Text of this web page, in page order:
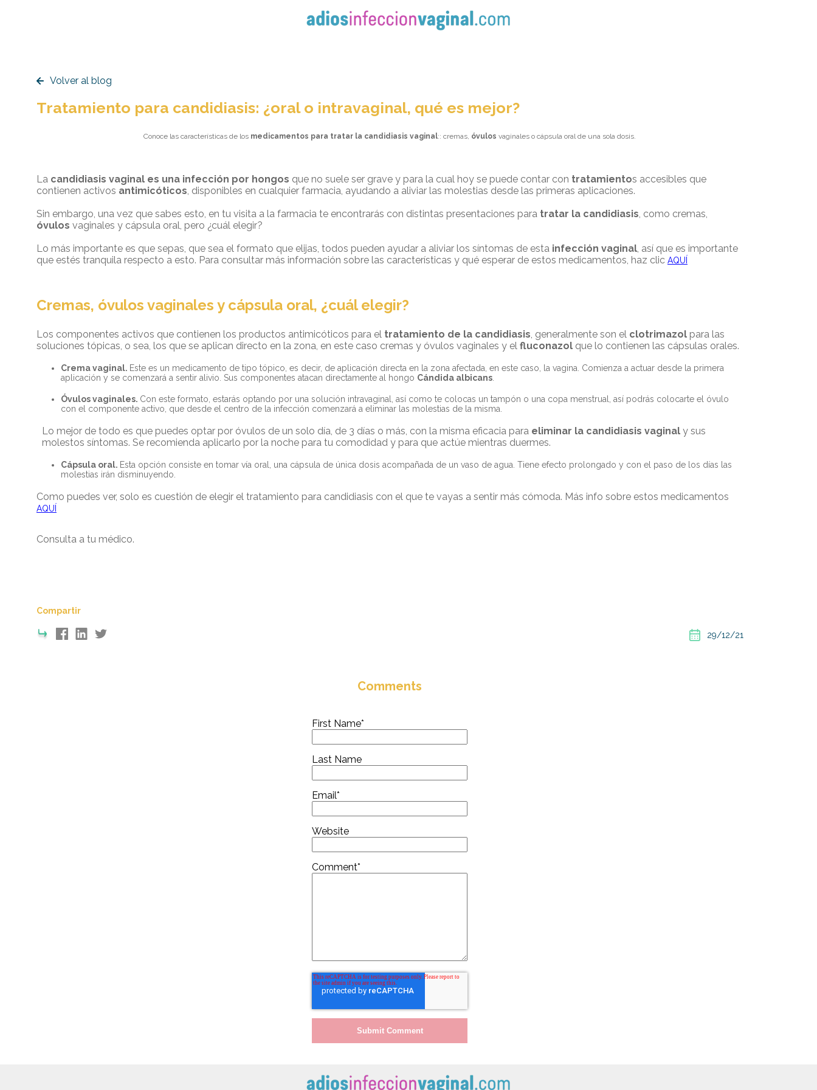
Volver al blog
Tratamiento para candidiasis: ¿oral o intravaginal, qué es mejor?
Conoce las características de los medicamentos para tratar la candidiasis vaginal:: cremas, óvulos vaginales o cápsula oral de una sola dosis.
La candidiasis vaginal es una infección por hongos que no suele ser grave y para la cual hoy se puede contar con tratamientos accesibles que
contienen activos antimicóticos, disponibles en cualquier farmacia, ayudando a aliviar las molestias desde las primeras aplicaciones.
Sin embargo, una vez que sabes esto, en tu visita a la farmacia te encontrarás con distintas presentaciones para tratar la candidiasis, como cremas,
óvulos vaginales y cápsula oral, pero ¿cuál elegir?
Lo más importante es que sepas, que sea el formato que elijas, todos pueden ayudar a aliviar los síntomas de esta infección vaginal, así que es importante
que estés tranquila respecto a esto. Para consultar más información sobre las características y qué esperar de estos medicamentos, haz clic AQUÍ
Cremas, óvulos vaginales y cápsula oral, ¿cuál elegir?
Los componentes activos que contienen los productos antimicóticos para el tratamiento de la candidiasis, generalmente son el clotrimazol para las
soluciones tópicas, o sea, los que se aplican directo en la zona, en este caso cremas y óvulos vaginales y el fluconazol que lo contienen las cápsulas orales.
Crema vaginal. Este es un medicamento de tipo tópico, es decir, de aplicación directa en la zona afectada, en este caso, la vagina. Comienza a actuar desde la primera
aplicación y se comenzará a sentir alivio. Sus componentes atacan directamente al hongo Cándida albicans
Óvulos vaginales. Con este formato, estarás optando por una solución intravaginal, así como te colocas un tampón o una copa menstrual, así podrás colocarte el óvulo
con el componente activo, que desde el centro de la infección comenzará a eliminar las molestias de la misma.
Lo mejor de todo es que puedes optar por óvulos de un solo día, de 3 días o más, con la misma eficacia para eliminar la candidiasis vaginal y sus
molestos síntomas. Se recomienda aplicarlo por la noche para tu comodidad y para que actúe mientras duermes.
Cápsula oral. Esta opción consiste en tomar vía oral, una cápsula de única dosis acompañada de un vaso de agua. Tiene efecto prolongado y con el paso de los días las
molestias irán disminuyendo.
Como puedes ver, solo es cuestión de elegir el tratamiento para candidiasis con el que te vayas a sentir más cómoda. Más info sobre estos medicamentos
AQUÍ
Consulta a tu médico.
Compartir
29/12/21
Comments
First Name*
Last Name
Email*
Website
Comment*